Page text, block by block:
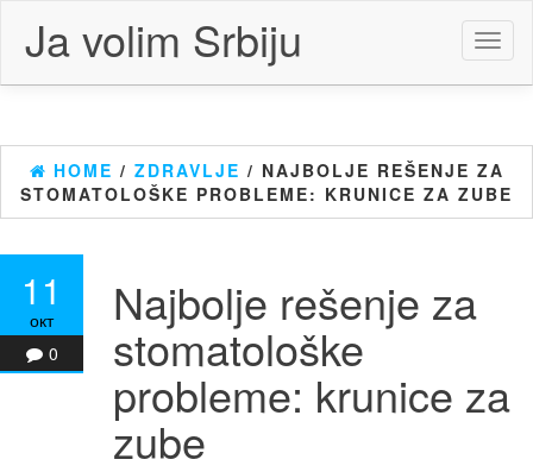
content
Ja volim Srbiju
HOME / ZDRAVLJE / NAJBOLJE REŠENJE ZA
STOMATOLOŠKE PROBLEME: KRUNICE ZA ZUBE
11
окт
0
Najbolje rešenje za
stomatološke
probleme: krunice za
zube